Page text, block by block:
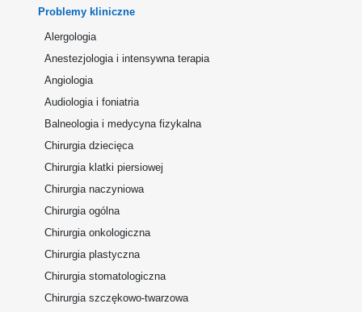
Problemy kliniczne
Alergologia
Anestezjologia i intensywna terapia
Angiologia
Audiologia i foniatria
Balneologia i medycyna fizykalna
Chirurgia dziecięca
Chirurgia klatki piersiowej
Chirurgia naczyniowa
Chirurgia ogólna
Chirurgia onkologiczna
Chirurgia plastyczna
Chirurgia stomatologiczna
Chirurgia szczękowo-twarzowa